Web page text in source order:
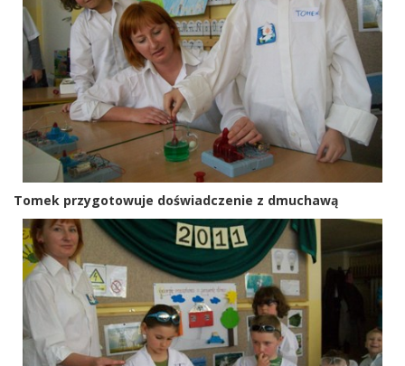
Tomek przygotowuje doświadczenie z dmuchawą